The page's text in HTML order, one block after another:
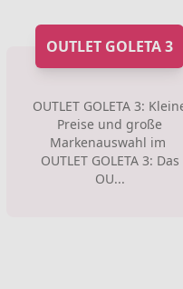
OUTLET GOLETA 3
OUTLET GOLETA 3:
Preise und große
Markenauswahl im
OUTLET GOLETA 3: Das
OU...